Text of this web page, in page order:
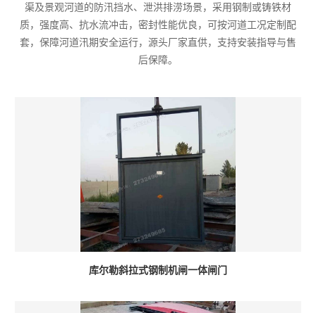
渠及景观河道的防汛挡水、泄洪排涝场景，采用钢制或铸铁材
质，强度高、抗水流冲击，密封性能优良，可按河道工况定制配
套，保障河道汛期安全运行，源头厂家直供，支持安装指导与售
后保障。
库尔勒斜拉式钢制机闸一体闸门